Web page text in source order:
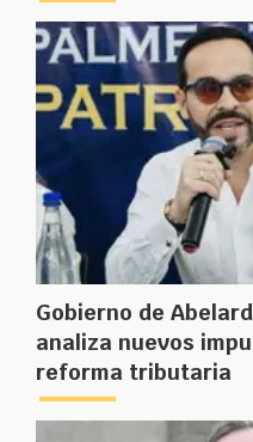
Gobierno de
analiza nuevos
reforma tributaria